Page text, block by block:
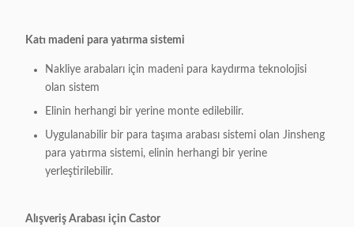
Katı madeni para yatırma sistemi
Nakliye arabaları için madeni para kaydırma teknolojisi
olan sistem
Elinin herhangi bir yerine monte edilebilir.
Uygulanabilir bir para taşıma arabası sistemi olan Jinsheng
para yatırma sistemi, elinin herhangi bir yerine
yerleştirilebilir.
Alışveriş Arabası için Castor